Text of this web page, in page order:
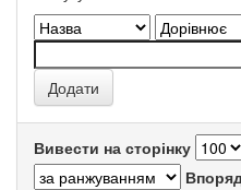
Вивести на сторінку